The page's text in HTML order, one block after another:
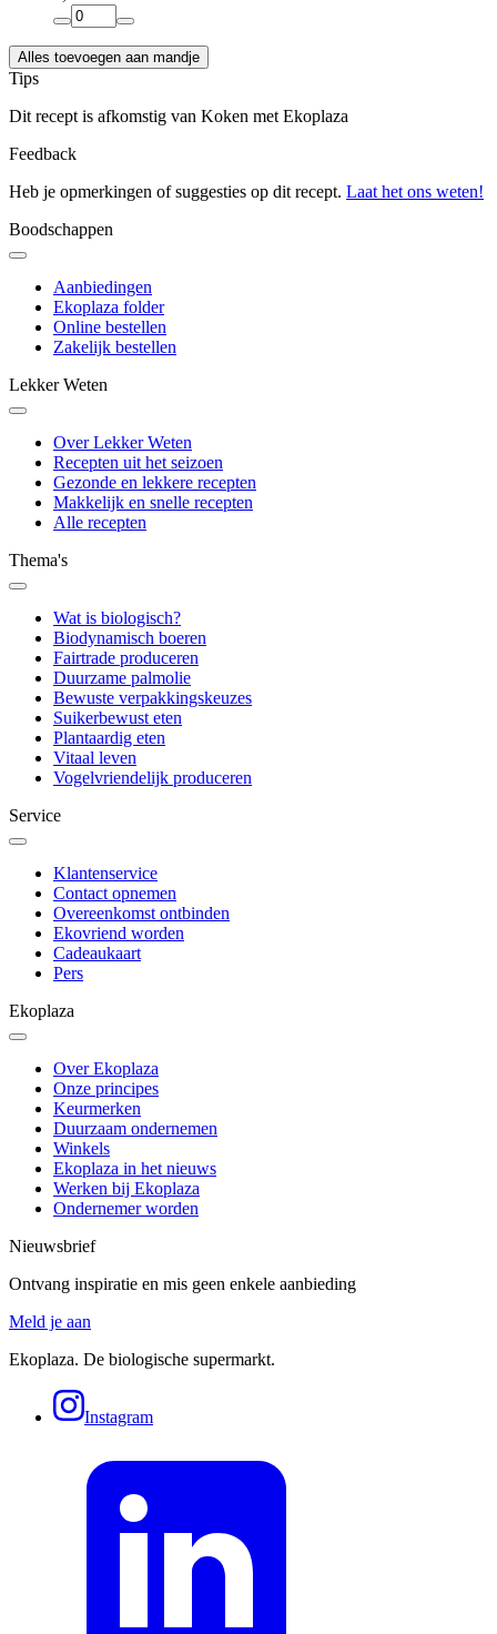
Alles toevoegen aan mandje
Tips
Dit recept is afkomstig van Koken met Ekoplaza
Feedback
Heb je opmerkingen of suggesties op dit recept. Laat het ons weten!
Boodschappen
Aanbiedingen
Ekoplaza folder
Online bestellen
Zakelijk bestellen
Lekker Weten
Over Lekker Weten
Recepten uit het seizoen
Gezonde en lekkere recepten
Makkelijk en snelle recepten
Alle recepten
Thema's
Wat is biologisch?
Biodynamisch boeren
Fairtrade produceren
Duurzame palmolie
Bewuste verpakkingskeuzes
Suikerbewust eten
Plantaardig eten
Vitaal leven
Vogelvriendelijk produceren
Service
Klantenservice
Contact opnemen
Overeenkomst ontbinden
Ekovriend worden
Cadeaukaart
Pers
Ekoplaza
Over Ekoplaza
Onze principes
Keurmerken
Duurzaam ondernemen
Winkels
Ekoplaza in het nieuws
Werken bij Ekoplaza
Ondernemer worden
Nieuwsbrief
Ontvang inspiratie en mis geen enkele aanbieding
Meld je aan
Ekoplaza. De biologische supermarkt.
Instagram